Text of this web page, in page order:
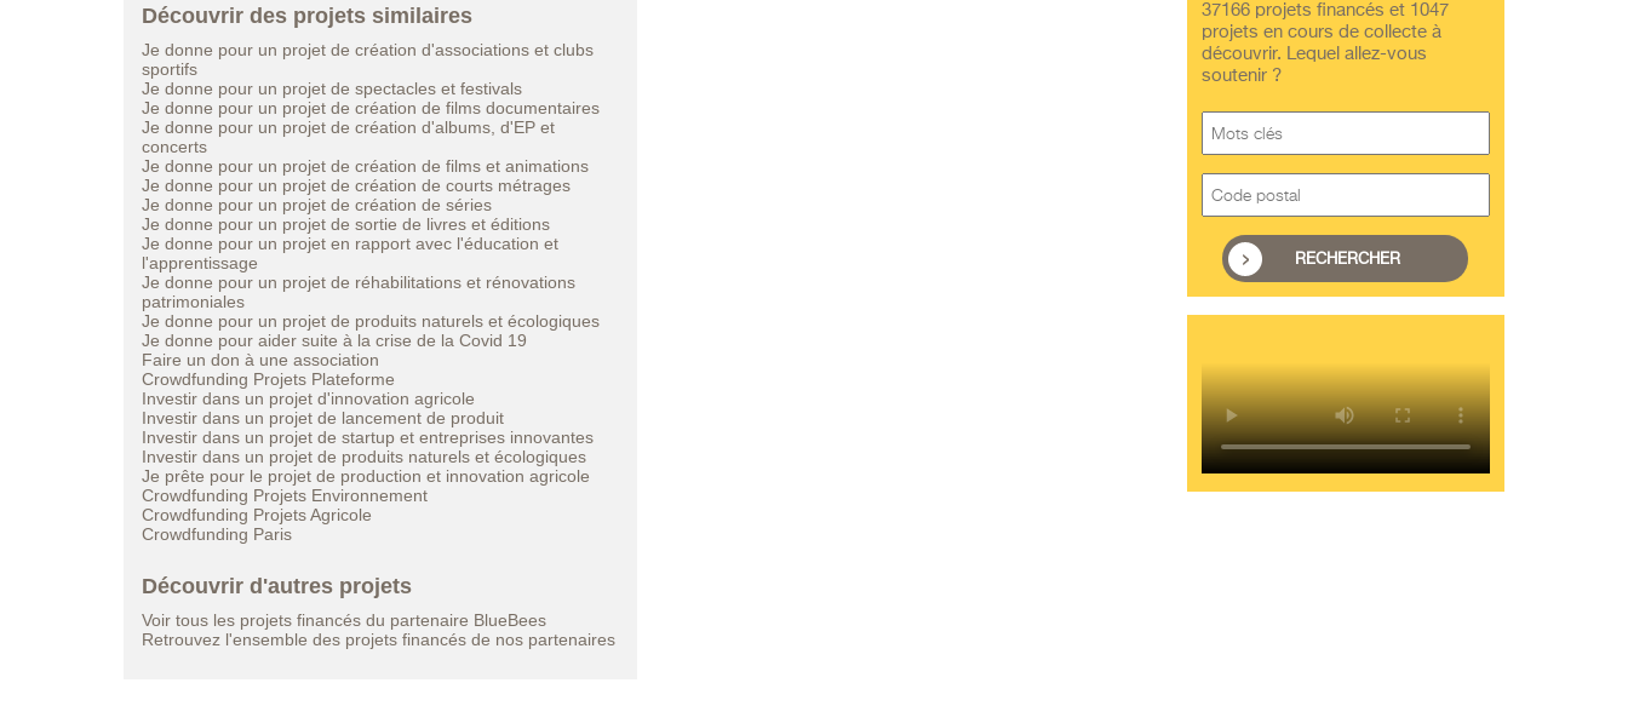
Découvrir des projets similaires
Je donne pour un projet de création d'associations et clubs
sportifs
Je donne pour un projet de spectacles et festivals
Je donne pour un projet de création de films documentaires
Je donne pour un projet de création d'albums, d'EP et
concerts
Je donne pour un projet de création de films et animations
Je donne pour un projet de création de courts métrages
Je donne pour un projet de création de séries
Je donne pour un projet de sortie de livres et éditions
Je donne pour un projet en rapport avec l'éducation et
l'apprentissage
Je donne pour un projet de réhabilitations et rénovations
patrimoniales
Je donne pour un projet de produits naturels et écologiques
Je donne pour aider suite à la crise de la Covid 19
Faire un don à une association
Crowdfunding Projets Plateforme
Investir dans un projet d'innovation agricole
Investir dans un projet de lancement de produit
Investir dans un projet de startup et entreprises innovantes
Investir dans un projet de produits naturels et écologiques
Je prête pour le projet de production et innovation agricole
Crowdfunding Projets Environnement
Crowdfunding Projets Agricole
Crowdfunding Paris
Découvrir d'autres projets
Voir tous les projets financés du partenaire BlueBees
Retrouvez l'ensemble des projets financés de nos partenaires
37166 projets financés et 1047
projets en cours de collecte à
découvrir. Lequel allez-vous
soutenir ?